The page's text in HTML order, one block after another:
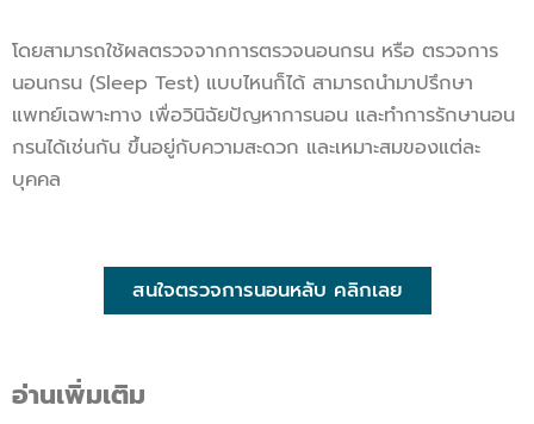
โดยสามารถใช้ผลตรวจจากการตรวจนอนกรน หรือ ตรวจการ
นอนกรน (Sleep Test) แบบไหนก็ได้ สามารถนำมาปรึกษา
แพทย์เฉพาะทาง เพื่อวินิฉัยปัญหาการนอน และทำการรักษานอน
กรนได้เช่นกัน ขึ้นอยู่กับความสะดวก และเหมาะสมของแต่ละ
บุคคล
สนใจตรวจการนอนหลับ คลิกเลย
อ่านเพิ่มเติม